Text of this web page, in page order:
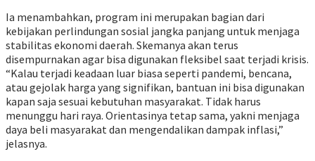
Ia menambahkan, program ini merupakan bagian dari
kebijakan perlindungan sosial jangka panjang untuk menjaga
stabilitas ekonomi daerah. Skemanya akan terus
disempurnakan agar bisa digunakan fleksibel saat terjadi krisis.
“Kalau terjadi keadaan luar biasa seperti pandemi, bencana,
atau gejolak harga yang signifikan, bantuan ini bisa digunakan
kapan saja sesuai kebutuhan masyarakat. Tidak harus
menunggu hari raya. Orientasinya tetap sama, yakni menjaga
daya beli masyarakat dan mengendalikan dampak inflasi,”
jelasnya.